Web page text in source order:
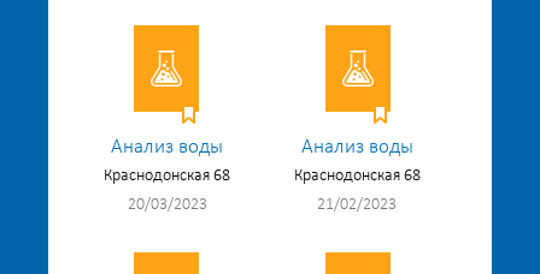
Анализ воды
Краснодонская 68
20/03/2023
Анализ воды
Краснодонская 68
21/02/2023